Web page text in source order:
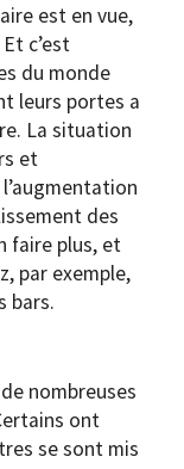
est en vue,
c’est
du monde
leurs portes a
La situation
et
des
faire plus, et
par exemple,
bars.
nombreuses
ont
se sont mis